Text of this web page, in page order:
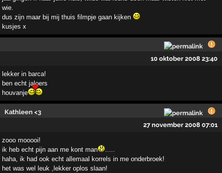
wie.
dus zijn maar bij mij thuis filmpje gaan kijken
kusjes x
10 oktober 2008 23:40
lekker in barca!
ben echt jaloers
houvanje
Kathleen <3
27 november 2008 07:01
zooo mooooi!
ik heb echt pijn aan me kont man
.....
haha, ik had ook echt allemaal korrels in me onderbroek!
het was wel leuk ,lekker oplos slaan!